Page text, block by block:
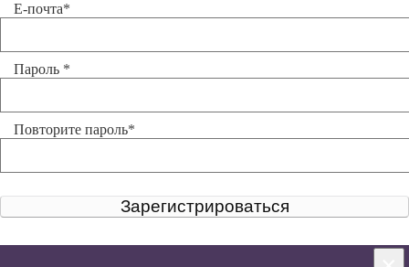
Е-почта*
Пароль *
Повторите пароль*
Зарегистрироваться